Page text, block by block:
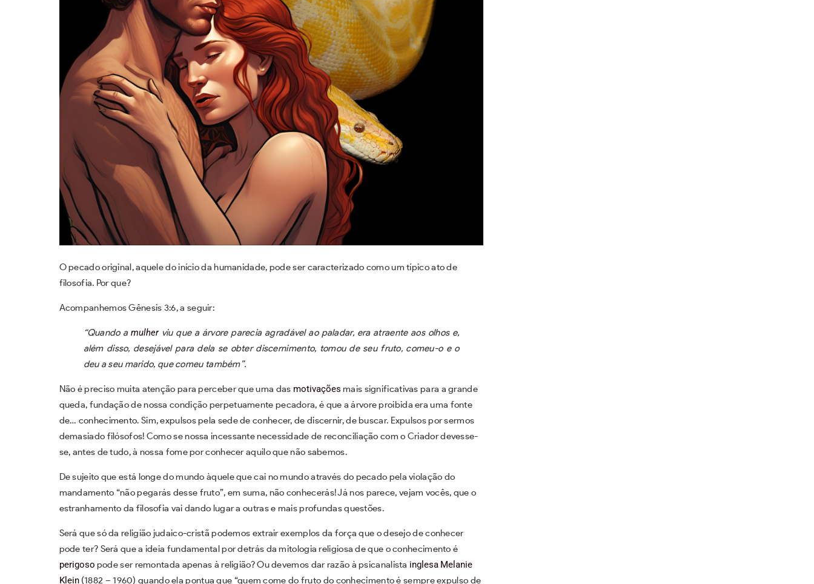
O pecado original, aquele do início da humanidade, pode ser caracterizado como um típico ato de
filosofia. Por que?
Acompanhemos Gênesis 3:6, a seguir:
“Quando amulherviu que a árvore parecia agradável ao paladar, era atraente aos olhos e,
além disso, desejável para dela se obter discernimento, tomou de seu fruto, comeu-o e o
deu a seu marido, que comeu também”.
Não é preciso muita atenção para perceber que uma das motivações mais significativas para a grande
queda, fundação de nossa condição perpetuamente pecadora, é que a árvore proibida era uma fonte
de… conhecimento. Sim, expulsos pela sede de conhecer, de discernir, de buscar. Expulsos por sermos
demasiado filósofos! Como se nossa incessante necessidade de reconciliação com o Criador devesse-
se, antes de tudo, à nossa fome por conhecer aquilo que não sabemos.
De sujeito que está longe do mundo àquele que cai no mundo através do pecado pela violação do
mandamento “não pegarás desse fruto”, em suma, não conhecerás! Já nos parece, vejam vocês, que o
estranhamento da filosofia vai dando lugar a outras e mais profundas questões.
Será que só da religião judaico-cristã podemos extrair exemplos da força que o desejo de conhecer
pode ter? Será que a ideia fundamental por detrás da mitologia religiosa de que o conhecimento é
perigoso pode ser remontada apenas à religião? Ou devemos dar razão à psicanalista inglesa Melanie
Klein(1882 – 1960) quando ela pontua que “quem come do fruto do conhecimento é sempre expulso de